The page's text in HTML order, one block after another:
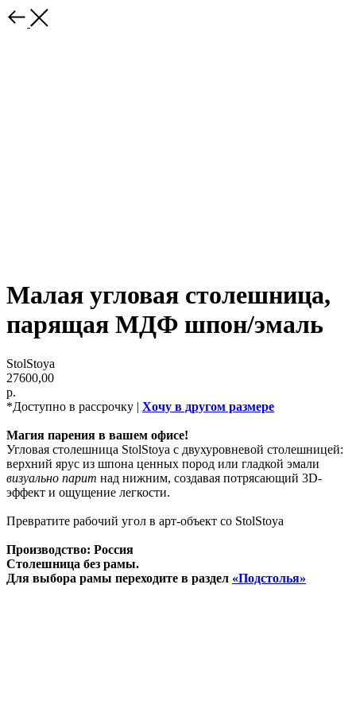
Малая угловая столешница,
парящая МДФ шпон/эмаль
StolStoya
27600,00
р.
*Доступно в рассрочку | Хочу в другом размере
Магия парения в вашем офисе!
Угловая столешница StolStoya с двухуровневой столешницей:
верхний ярус из шпона ценных пород или гладкой эмали
визуально парит над нижним, создавая потрясающий 3D-
эффект и ощущение легкости.
Превратите рабочий угол в арт-объект со StolStoya
Производство: Россия
Столешница без рамы.
Для выбора рамы переходите в раздел «Подстолья»